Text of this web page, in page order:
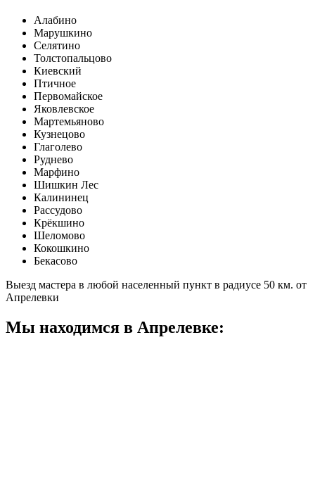
Алабино
Марушкино
Селятино
Толстопальцово
Киевский
Птичное
Первомайское
Яковлевское
Мартемьяново
Кузнецово
Глаголево
Руднево
Марфино
Шишкин Лес
Калининец
Рассудово
Крёкшино
Шеломово
Кокошкино
Бекасово
Выезд мастера в любой населенный пункт в радиусе 50 км. от
Апрелевки
Мы находимся в Апрелевке: